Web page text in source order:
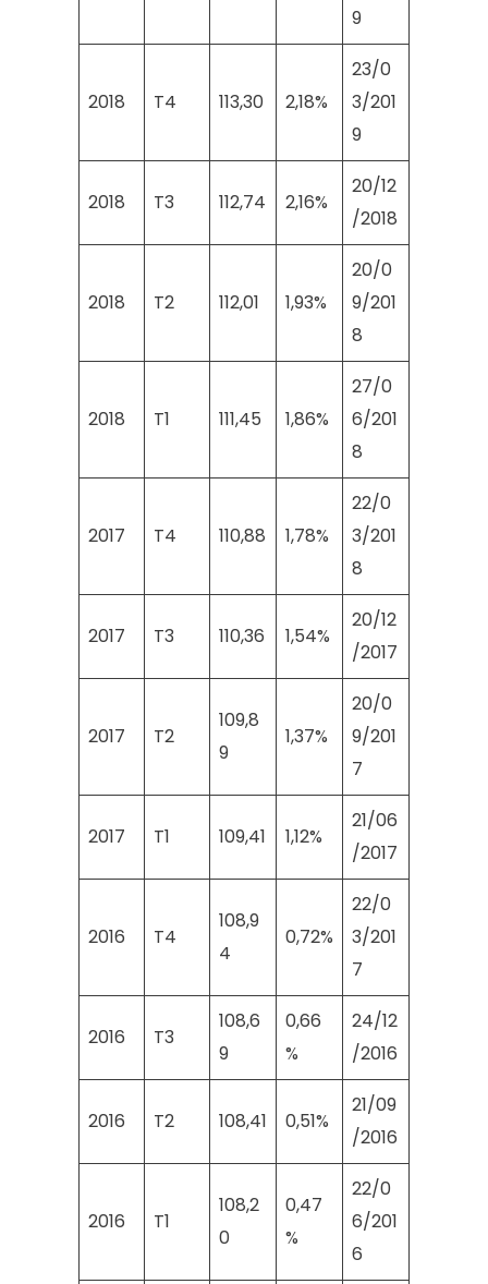
9
2018 T4 113,30 2,18%
23/0
3/201
9
2018 T3 112,74 2,16%
20/12
/2018
2018 T2 112,01 1,93%
20/0
9/201
8
2018 T1 111,45 1,86%
27/0
6/201
8
2017 T4 110,88 1,78%
22/0
3/201
8
2017 T3 110,36 1,54%
20/12
/2017
2017 T2
109,8
9
1,37%
20/0
9/201
7
2017 T1 109,41 1,12%
21/06
/2017
2016 T4
108,9
4
0,72%
22/0
3/201
7
2016 T3
108,6
9
0,66
%
24/12
/2016
2016 T2 108,41 0,51%
21/09
/2016
2016 T1
108,2
0
0,47
%
22/0
6/201
6